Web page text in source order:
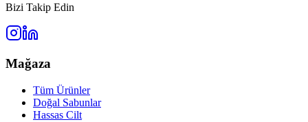
Bizi Takip Edin
Mağaza
Tüm Ürünler
Doğal Sabunlar
Hassas Cilt